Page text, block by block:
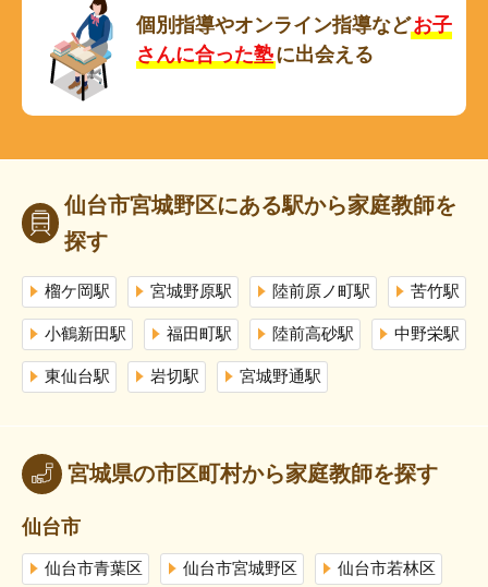
個別指導やオンライン指導などお子
さんに合った塾に出会える
仙台市宮城野区にある駅から家庭教師を
探す
榴ケ岡駅 宮城野原駅 陸前原ノ町駅 苦竹駅
小鶴新田駅 福田町駅 陸前高砂駅 中野栄駅
東仙台駅 岩切駅 宮城野通駅
宮城県の市区町村から家庭教師を探す
仙台市
仙台市青葉区 仙台市宮城野区 仙台市若林区